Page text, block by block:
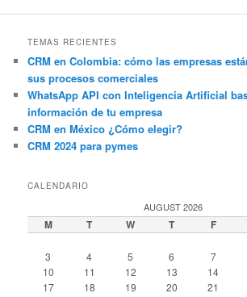
TEMAS RECIENTES
CRM en Colombia: cómo las empresas
sus procesos comerciales
WhatsApp API con Inteligencia Artificial
información de tu empresa
CRM en México ¿Cómo elegir?
CRM 2024 para pymes
CALENDARIO
AUGUST 2026
M T W T F
3
4 5 6 7
10
11 12 13 14
17
18 19 20 21